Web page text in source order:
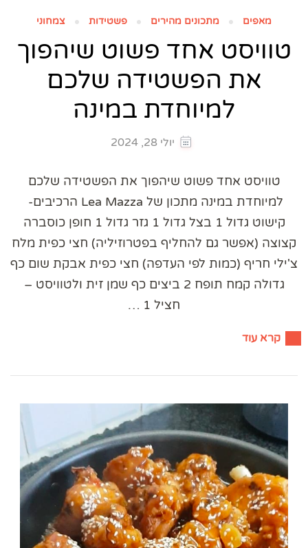
מאפים מתכונים מהירים פשטידות צמחוני
טוויסט אחד פשוט שיהפוך
את הפשטידה שלכם
למיוחדת במינה
יולי 28, 2024
טוויסט אחד פשוט שיהפוך את הפשטידה שלכם
למיוחדת במינה מתכון של Lea Mazza הרכיבים-
קישוט גדול 1 בצל גדול 1 גזר גדול 1 חופן כוסברה
קצוצה (אפשר גם להחליף בפטרוזיליה) חצי כפית מלח
צ'ילי חריף (כמות לפי העדפה) חצי כפית אבקת שום כף
גדולה קמח תופח 2 ביצים כף שמן זית ולטוויסט –
חציל 1 …
קרא עוד